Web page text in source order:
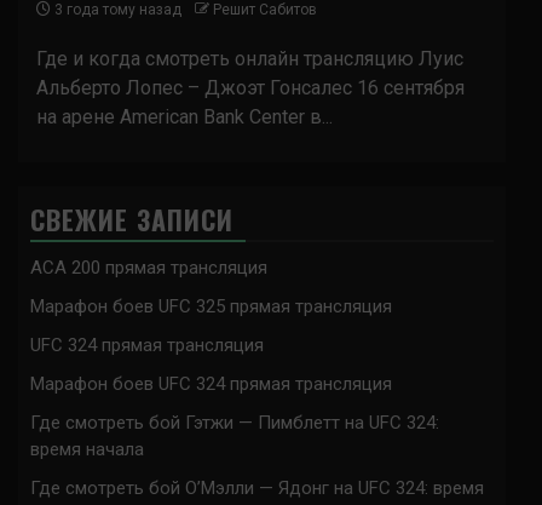
3 года тому назад Решит Сабитов
Где и когда смотреть онлайн трансляцию Луис
Альберто Лопес – Джоэт Гонсалес 16 сентября
на арене American Bank Center в...
СВЕЖИЕ ЗАПИСИ
ACA 200 прямая трансляция
Марафон боев UFC 325 прямая трансляция
UFC 324 прямая трансляция
Марафон боев UFC 324 прямая трансляция
Где смотреть бой Гэтжи — Пимблетт на UFC 324:
время начала
Где смотреть бой О’Мэлли — Ядонг на UFC 324: время